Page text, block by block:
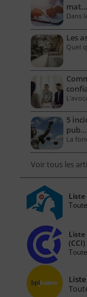
mat…
Dans
Les
Quel
5
pub…
La
Voir tous les
Liste
(CCI)